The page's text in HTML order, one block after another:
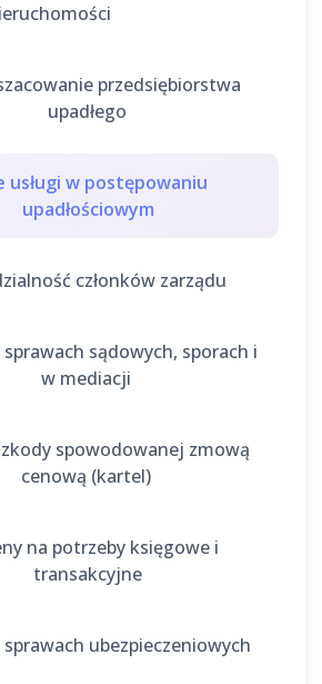
przedsiębiorstwa
upadłego
usługi w postępowaniu
upadłościowym
członków zarządu
sądowych, sporach i
w mediacji
spowodowanej zmową
cenową (kartel)
na potrzeby księgowe i
transakcyjne
ubezpieczeniowych